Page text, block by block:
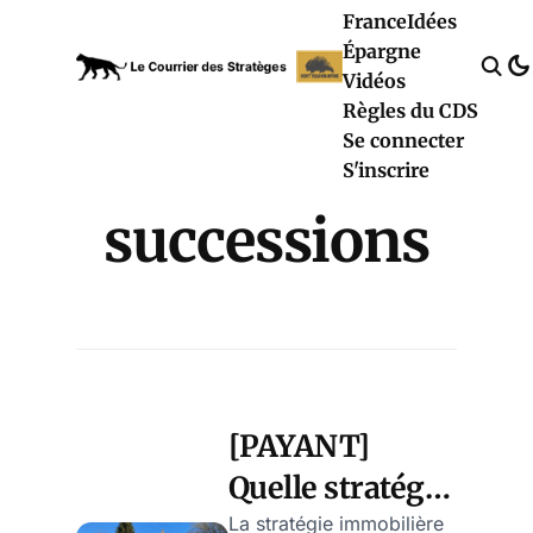
FranceIdées
Épargne
Vidéos
Règles du CDS
Se connecter
S'inscrire
successions
[PAYANT]
Quelle stratégie
La stratégie immobilière